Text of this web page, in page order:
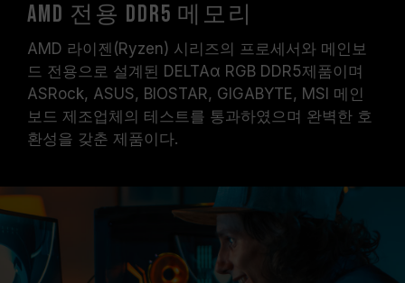
있습니다.
메인보드 및 프로세서가 해당 오버클럭 기술
(XMP 3.0 / EXPO)을 지원하는지 반드시 확인하
십시오. 지원되지 않을 경우, 메모리가 표기된 오
버클럭 주파수에 도달하지 못할 수 있습니다.
TEAMGROUP의 모든 메모리 모듈은 표준 전압
범위 내에서 테스트됩니다. 프로세서나 메인보드
A/S를 받으시길 바랍니다.
AMD 전용 DDR5 메모리
AMD 라이젠(Ryzen) 시리즈의 프로세서와 메인보
드 전용으로 설계된 DELTAα RGB DDR5제품이며
ASRock, ASUS, BIOSTAR, GIGABYTE, MSI 메인
보드 제조업체의 테스트를 통과하였으며 완벽한 호
환성을 갖춘 제품이다.